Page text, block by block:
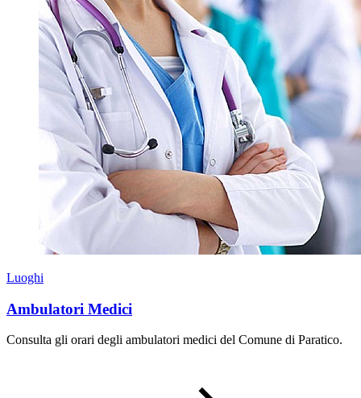
Luoghi
Ambulatori Medici
Consulta gli orari degli ambulatori medici del Comune di Paratico.